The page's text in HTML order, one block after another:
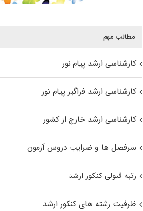
مطالب مهم
کارشناسی ارشد پیام نور
کارشناسی ارشد فراگیر پیام نور
کارشناسی ارشد خارج از کشور
سرفصل ها و ضرایب دروس آزمون
رتبه قبولی کنکور ارشد
ظرفیت رشته های کنکور ارشد